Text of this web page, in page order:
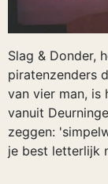
Slag & Donder,
piratenzenders
van vier man, is
vanuit
zeggen:
je best letterlijk